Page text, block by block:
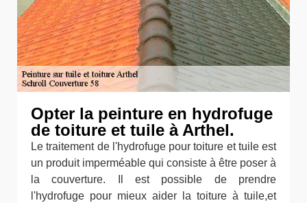
Opter la peinture en hydrofuge
de toiture et tuile à Arthel.
Le traitement de l'hydrofuge pour toiture et tuile est
un produit imperméable qui consiste à être poser à
la couverture. Il est possible de prendre
l'hydrofuge pour mieux aider la toiture à tuile,et